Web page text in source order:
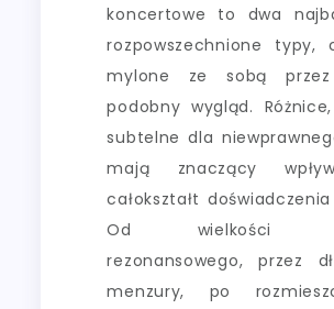
koncertowe to dwa
rozpowszechnione typy,
mylone ze sobą
podobny wygląd.
subtelne dla
mają znaczący
całokształt
Od wielkości
rezonansowego, przez
menzury, po